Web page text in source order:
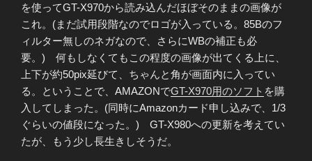
を使ってGT-X970から読み込んだほぼそのままの画像が
これ。(まだ試用段階なのでロゴが入っている。85Bのフ
ィルター無しのネガなので、さらにWBの補正も必
要。) 何もしなくてもこの程度の画像が出てくる上に、
上下が約50pix延びて、ちゃんと角が画面内に入ってい
る。ということで、AMAZONでGT-X970用のソフト を購
入してしまった。(同時にAmazonカード申し込みで、1/3
ぐらいの値段になった。) GT-X980への更新を考えてい
たが、もう少し長生きしそうだ。